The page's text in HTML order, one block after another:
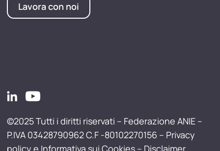
Lavora con noi
©2025 Tutti i diritti riservati – Federazione ANIE –
P.IVA 03428790962 C.F -80102270156 – Privacy